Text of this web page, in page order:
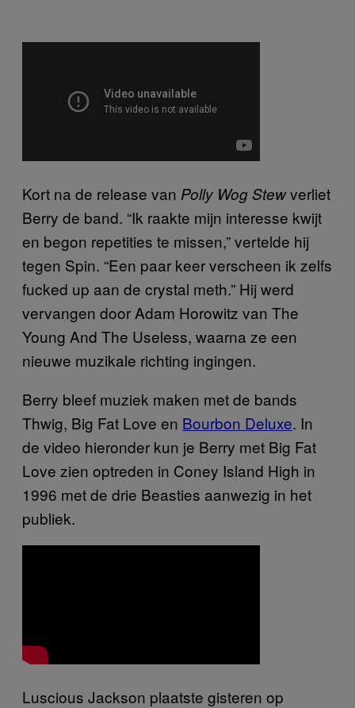
Kort na de release van Polly Wog Stewverliet
Berry de band. “Ik raakte mijn interesse kwijt
en begon repetities te missen,” vertelde hij
tegen Spin. “Een paar keer verscheen ik zelfs
fucked up aan de crystal meth.” Hij werd
vervangen door Adam Horowitz van The
Young And The Useless, waarna ze een
nieuwe muzikale richting ingingen.
Berry bleef muziek maken met de bands
Thwig, Big Fat Love en Bourbon Deluxe. In
de video hieronder kun je Berry met Big Fat
Love zien optreden in Coney Island High in
1996 met de drie Beasties aanwezig in het
publiek.
Luscious Jackson plaatste gisteren op